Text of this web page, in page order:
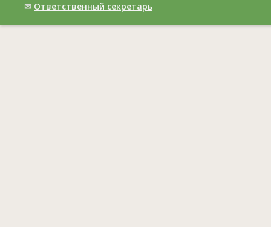
✉ Ответственный cекретарь